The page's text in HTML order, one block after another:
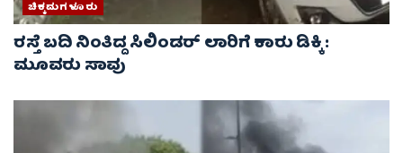
ಚಿಕ್ಕಮಗಳೂರು
ರಸ್ತೆ ಬದಿ ನಿಂತಿದ್ದ ಸಿಲಿಂಡರ್ ಲಾರಿಗೆ ಕಾರು ಡಿಕ್ಕಿ :
ಮೂವರು ಸಾವು